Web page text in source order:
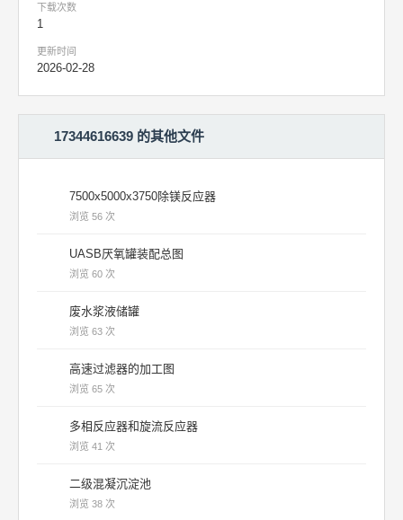
下载次数
1
更新时间
2026-02-28
17344616639 的其他文件
7500x5000x3750除镁反应器
浏览 56 次
UASB厌氧罐装配总图
浏览 60 次
废水浆液储罐
浏览 63 次
高速过滤器的加工图
浏览 65 次
多相反应器和旋流反应器
浏览 41 次
二级混凝沉淀池
浏览 38 次